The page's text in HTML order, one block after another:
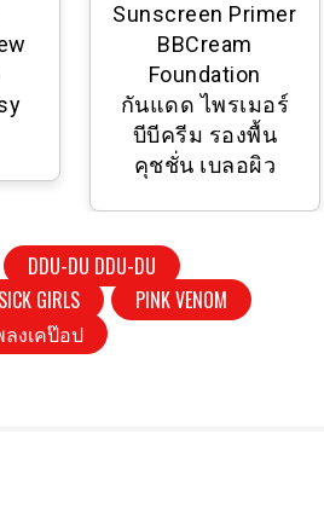
Sunscreen Primer
BBCream
Foundation
กันแดด ไพรเมอร์
บีบีครีม รองพื้น
คุชชั่น เบลอผิว
DDU-DU DDU-DU
GIRLS
PINK VENOM
ลงเคป๊อป